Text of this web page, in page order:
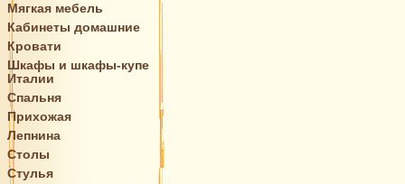
Мягкая мебель
Кабинеты домашние
Кровати
Шкафы и шкафы-купе
Италии
Спальня
Прихожая
Лепнина
Столы
Стулья